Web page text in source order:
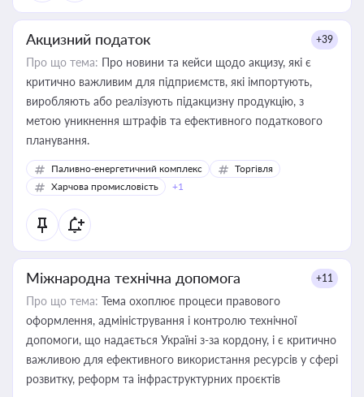
Акцизний податок +39
Про що тема: Про новини та кейси щодо акцизу, які є
критично важливим для підприємств, які імпортують,
виробляють або реалізують підакцизну продукцію, з
метою уникнення штрафів та ефективного податкового
планування.
Паливно-енергетичний комплекс
Торгівля
Харчова промисловість
+1
Міжнародна технічна допомога +11
Про що тема: Тема охоплює процеси правового
оформлення, адміністрування і контролю технічної
допомоги, що надається Україні з-за кордону, і є критично
важливою для ефективного використання ресурсів у сфері
розвитку, реформ та інфраструктурних проєктів